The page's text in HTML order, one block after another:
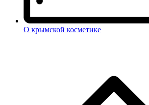
О крымской косметике